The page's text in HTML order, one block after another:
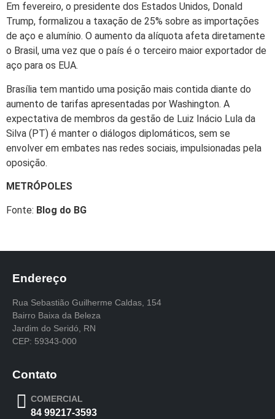
Em fevereiro, o presidente dos Estados Unidos, Donald
Trump, formalizou a taxação de 25% sobre as importações
de aço e alumínio. O aumento da alíquota afeta diretamente
o Brasil, uma vez que o país é o terceiro maior exportador de
aço para os EUA.
Brasília tem mantido uma posição mais contida diante do
aumento de tarifas apresentadas por Washington. A
expectativa de membros da gestão de Luiz Inácio Lula da
Silva (PT) é manter o diálogos diplomáticos, sem se
envolver em embates nas redes sociais, impulsionadas pela
oposição.
METRÓPOLES
Fonte: Blog do BG
Endereço
Rua Sebastião Guilherme Caldas, 154
Bairro Baixa da Beleza
Jardim do Seridó, RN
CEP: 59343-000
Contato
COMERCIAL
84 99217-3593